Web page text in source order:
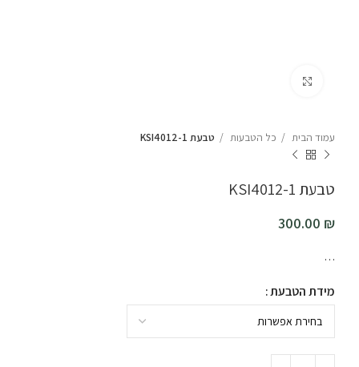
עמוד הבית כל הטבעות טבעת KSI4012-1
טבעת KSI4012-1
300.00 ₪
…
מידת הטבעת